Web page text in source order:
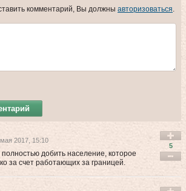
комментарий, Вы должны авторизоваться.
2017, 15:10
добить население, которое
за счет работающих за границей.
5